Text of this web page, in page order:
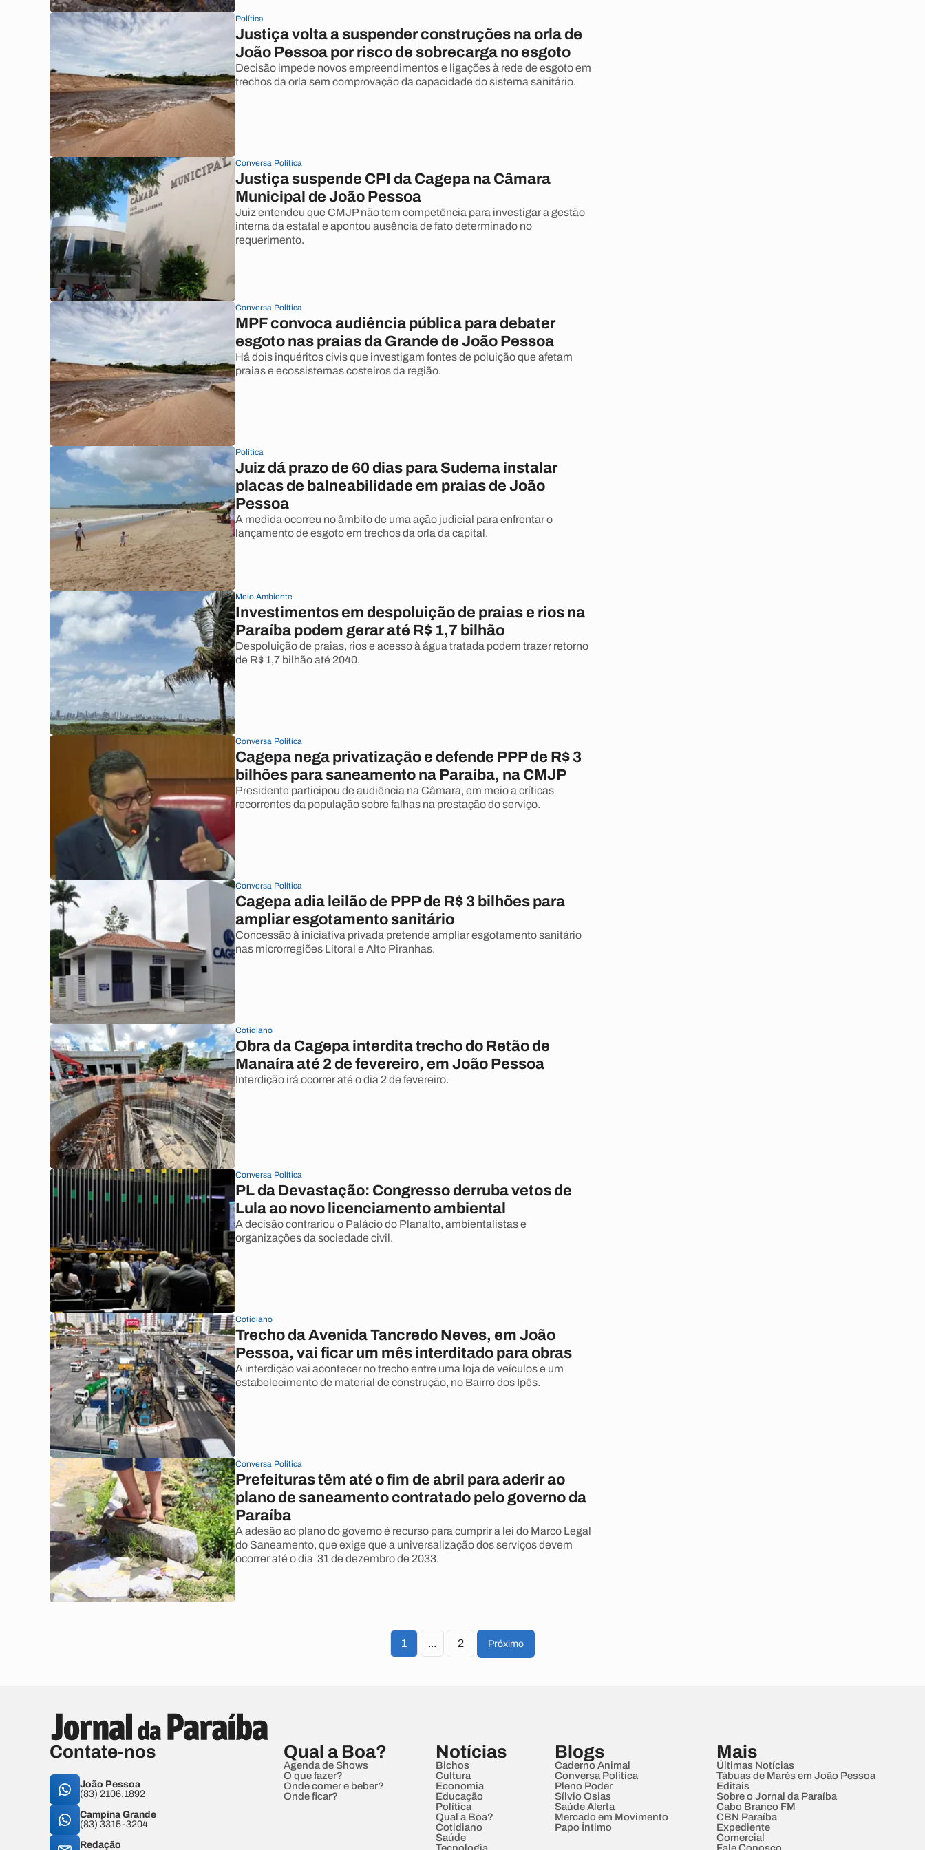
Política
Justiça volta a suspender construções na orla de
João Pessoa por risco de sobrecarga no esgoto
Decisão impede novos empreendimentos e ligações à rede de esgoto em
trechos da orla sem comprovação da capacidade do sistema sanitário.
Conversa Política
Justiça suspende CPI da Cagepa na Câmara
Municipal de João Pessoa
Juiz entendeu que CMJP não tem competência para investigar a gestão
interna da estatal e apontou ausência de fato determinado no
requerimento.
Conversa Política
MPF convoca audiência pública para debater
esgoto nas praias da Grande de João Pessoa
Há dois inquéritos civis que investigam fontes de poluição que afetam
praias e ecossistemas costeiros da região.
Política
Juiz dá prazo de 60 dias para Sudema instalar
placas de balneabilidade em praias de João
Pessoa
A medida ocorreu no âmbito de uma ação judicial para enfrentar o
lançamento de esgoto em trechos da orla da capital.
Meio Ambiente
Investimentos em despoluição de praias e rios na
Paraíba podem gerar até R$ 1,7 bilhão
Despoluição de praias, rios e acesso à água tratada podem trazer retorno
de R$ 1,7 bilhão até 2040.
Conversa Política
Cagepa nega privatização e defende PPP de R$ 3
bilhões para saneamento na Paraíba, na CMJP
Presidente participou de audiência na Câmara, em meio a críticas
recorrentes da população sobre falhas na prestação do serviço.
Conversa Política
Cagepa adia leilão de PPP de R$ 3 bilhões para
ampliar esgotamento sanitário
Concessão à iniciativa privada pretende ampliar esgotamento sanitário
nas microrregiões Litoral e Alto Piranhas.
Cotidiano
Obra da Cagepa interdita trecho do Retão de
Manaíra até 2 de fevereiro, em João Pessoa
Interdição irá ocorrer até o dia 2 de fevereiro.
Conversa Política
PL da Devastação: Congresso derruba vetos de
Lula ao novo licenciamento ambiental
A decisão contrariou o Palácio do Planalto, ambientalistas e
organizações da sociedade civil.
Cotidiano
Trecho da Avenida Tancredo Neves, em João
Pessoa, vai ficar um mês interditado para obras
A interdição vai acontecer no trecho entre uma loja de veículos e um
estabelecimento de material de construção, no Bairro dos Ipês.
Conversa Política
Prefeituras têm até o fim de abril para aderir ao
plano de saneamento contratado pelo governo da
Paraíba
A adesão ao plano do governo é recurso para cumprir a lei do Marco Legal
do Saneamento, que exige que a universalização dos serviços devem
ocorrer até o dia 31 de dezembro de 2033.
1 ... 2 Próximo
Contate-nos
João Pessoa
(83) 2106.1892
Campina Grande
(83) 3315-3204
Redação
Qual a Boa?
Agenda de Shows
O que fazer?
Onde comer e beber?
Onde ficar?
Notícias
Bichos
Cultura
Economia
Educação
Política
Qual a Boa?
Cotidiano
Saúde
Blogs
Caderno Animal
Conversa Política
Pleno Poder
Sílvio Osias
Saúde Alerta
Mercado em Movimento
Papo Íntimo
Mais
Últimas Notícias
Tábuas de Marés em João Pessoa
Editais
Sobre o Jornal da Paraíba
Cabo Branco FM
CBN Paraíba
Expediente
Comercial